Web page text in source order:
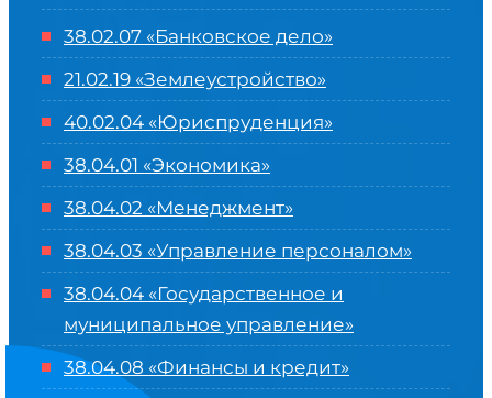
38.02.07 «Банковское дело»
21.02.19 «Землеустройство»
40.02.04 «Юриспруденция»
38.04.01 «Экономика»
38.04.02 «Менеджмент»
38.04.03 «Управление персоналом»
38.04.04 «Государственное и
муниципальное управление»
38.04.08 «Финансы и кредит»